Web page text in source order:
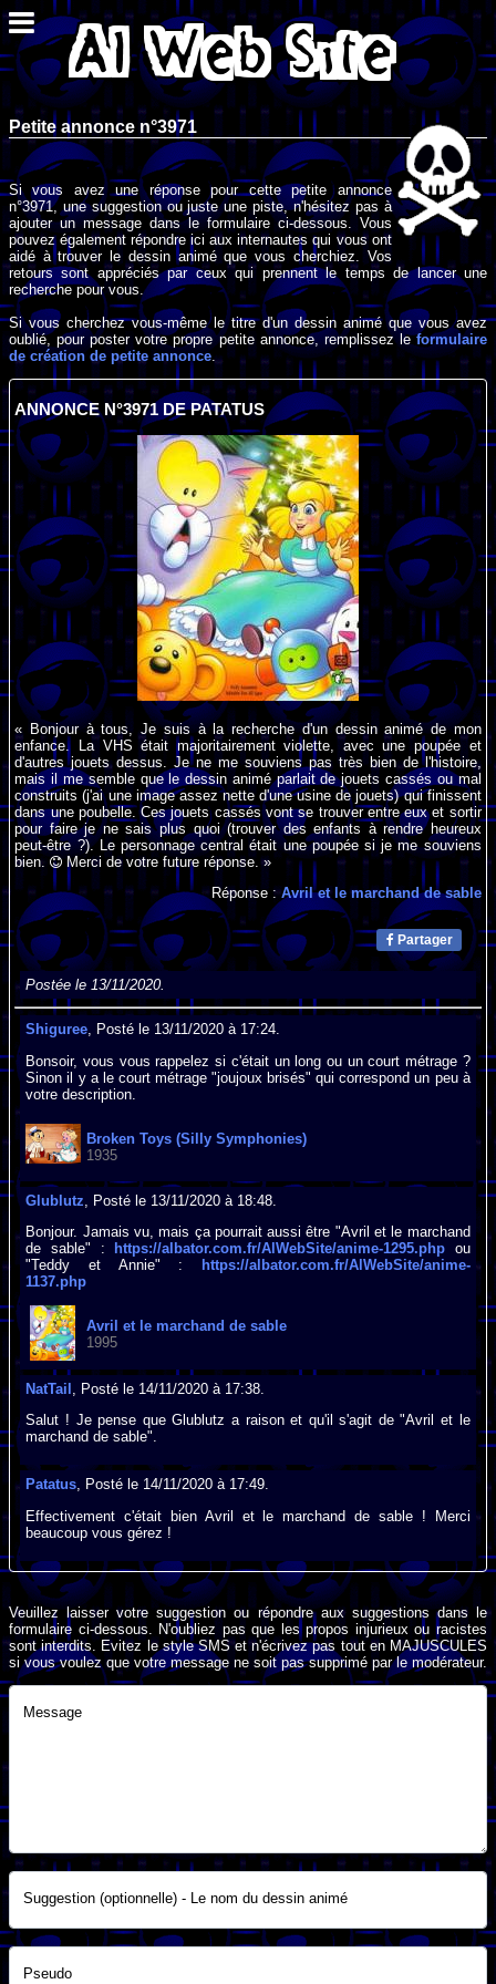
Petite annonce n°3971
Si vous avez une réponse pour cette petite annonce
n°3971, une suggestion ou juste une piste, n'hésitez pas à
ajouter un message dans le formulaire ci-dessous. Vous
pouvez également répondre ici aux internautes qui vous ont
aidé à trouver le dessin animé que vous cherchiez. Vos
retours sont appréciés par ceux qui prennent le temps de lancer une
recherche pour vous.
Si vous cherchez vous-même le titre d'un dessin animé que vous avez
oublié, pour poster votre propre petite annonce, remplissez leformulaire
de création de petite annonce .
ANNONCE N°3971 DE PATATUS
« Bonjour à tous, Je suis à la recherche d'un dessin animé de mon
enfance. La VHS était majoritairement violette, avec une poupée et
d'autres jouets dessus. Je ne me souviens pas très bien de l'histoire,
mais il me semble que le dessin animé parlait de jouets cassés ou mal
construits (j'ai une image assez nette d'une usine de jouets) qui finissent
dans une poubelle. Ces jouets cassés vont se trouver entre eux et sortir
pour faire je ne sais plus quoi (trouver des enfants à rendre heureux
peut-être ?). Le personnage central était une poupée si je me souviens
bien.
Merci de votre future réponse. »
Réponse :Avril et le marchand de sable
Partager
Postée le 13/11/2020.
Shiguree, Posté le 13/11/2020 à 17:24.
Bonsoir, vous vous rappelez si c'était un long ou un court métrage ?
Sinon il y a le court métrage "joujoux brisés" qui correspond un peu à
votre description.
Broken Toys (Silly Symphonies)
1935
Glublutz, Posté le 13/11/2020 à 18:48.
Bonjour. Jamais vu, mais ça pourrait aussi être "Avril et le marchand
de sable" :
https://albator.com.fr/AlWebSite/anime-1295.php ou
"Teddy et Annie" :
https://albator.com.fr/AlWebSite/anime-
1137.php
Avril et le marchand de sable
1995
NatTail , Posté le 14/11/2020 à 17:38.
Salut ! Je pense que Glublutz a raison et qu'il s'agit de "Avril et le
marchand de sable".
Patatus, Posté le 14/11/2020 à 17:49.
Effectivement c'était bien Avril et le marchand de sable ! Merci
beaucoup vous gérez !
Veuillez laisser votre suggestion ou répondre aux suggestions dans le
formulaire ci-dessous. N'oubliez pas que les propos injurieux ou racistes
sont interdits. Evitez le style SMS et n'écrivez pas tout en MAJUSCULES
si vous voulez que votre message ne soit pas supprimé par le modérateur.
Message
Suggestion (optionnelle) - Le nom du dessin animé
Pseudo